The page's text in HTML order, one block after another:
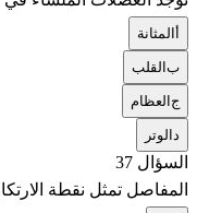
المثانة
بالقلب
جالعظام
الوتر
السؤال 37
المفاصل تمثل نقطة